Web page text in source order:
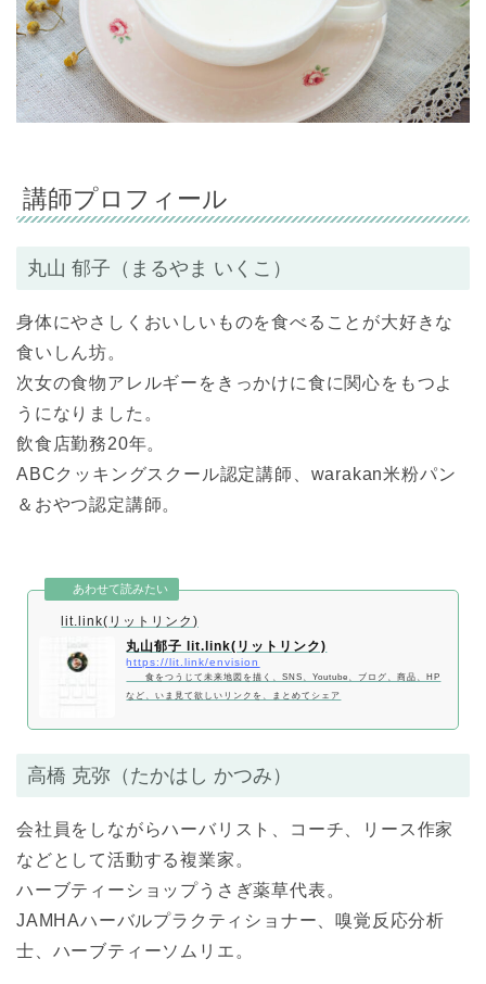
講師プロフィール
丸山 郁子（まるやま いくこ）
身体にやさしくおいしいものを食べることが大好きな
食いしん坊。
次女の食物アレルギーをきっかけに食に関心をもつよ
うになりました。
飲食店勤務20年。
ABCクッキングスクール認定講師、warakan米粉パン
＆おやつ認定講師。
lit.link(リットリンク)
丸山郁子 lit.link(リットリンク)
https://lit.link/envision
食をつうじて未来地図を描く、SNS、Youtube、ブログ、商品、HP
など、いま見て欲しいリンクを、まとめてシェア
高橋 克弥（たかはし かつみ）
会社員をしながらハーバリスト、コーチ、リース作家
などとして活動する複業家。
ハーブティーショップうさぎ薬草代表。
JAMHAハーバルプラクティショナー、嗅覚反応分析
士、ハーブティーソムリエ。